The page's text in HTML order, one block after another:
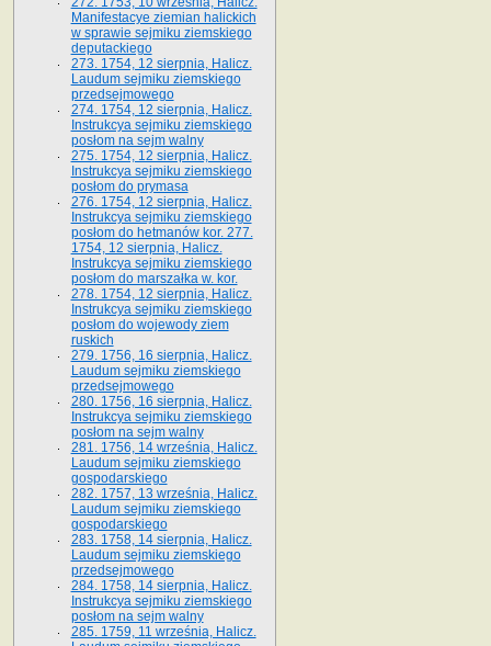
Manifestacye ziemian halickich
w sprawie sejmiku ziemskiego
deputackiego
273. 1754, 12 sierpnia, Halicz.
Laudum sejmiku ziemskiego
przedsejmowego
274. 1754, 12 sierpnia, Halicz.
Instrukcya sejmiku ziemskiego
posłom na sejm walny
275. 1754, 12 sierpnia, Halicz.
Instrukcya sejmiku ziemskiego
posłom do prymasa
276. 1754, 12 sierpnia, Halicz.
Instrukcya sejmiku ziemskiego
posłom do hetmanów kor. 277.
1754, 12 sierpnia, Halicz.
Instrukcya sejmiku ziemskiego
posłom do marszałka w. kor.
278. 1754, 12 sierpnia, Halicz.
Instrukcya sejmiku ziemskiego
posłom do wojewody ziem
ruskich
279. 1756, 16 sierpnia, Halicz.
Laudum sejmiku ziemskiego
przedsejmowego
280. 1756, 16 sierpnia, Halicz.
Instrukcya sejmiku ziemskiego
posłom na sejm walny
281. 1756, 14 września, Halicz.
Laudum sejmiku ziemskiego
gospodarskiego
282. 1757, 13 września, Halicz.
Laudum sejmiku ziemskiego
gospodarskiego
283. 1758, 14 sierpnia, Halicz.
Laudum sejmiku ziemskiego
przedsejmowego
284. 1758, 14 sierpnia, Halicz.
Instrukcya sejmiku ziemskiego
posłom na sejm walny
285. 1759, 11 września, Halicz.